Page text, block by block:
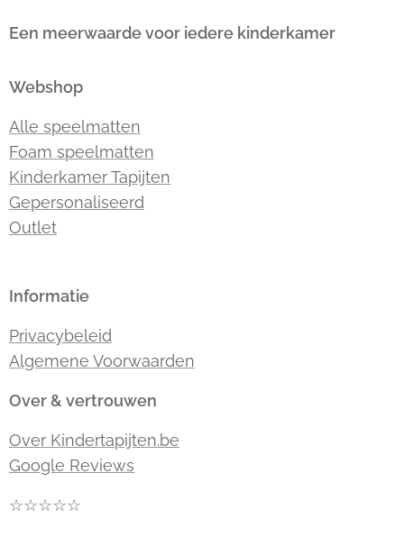
Een meerwaarde voor iedere kinderkamer
Webshop
Alle speelmatten
Foam speelmatten
Kinderkamer Tapijten
Gepersonaliseerd
Outlet
Informatie
Privacybeleid
Algemene Voorwaarden
Over & vertrouwen
Over Kindertapijten.be
Google Reviews
☆☆☆☆☆